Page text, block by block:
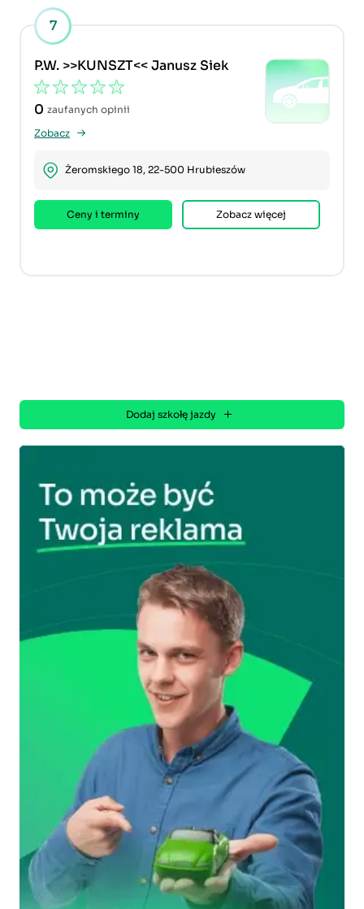
7
P.W. >>KUNSZT<< Janusz Siek
0 zaufanych opinii
Zobacz
Żeromskiego 18, 22-500 Hrubieszów
Ceny i terminy Zobacz więcej
Dodaj szkołę jazdy